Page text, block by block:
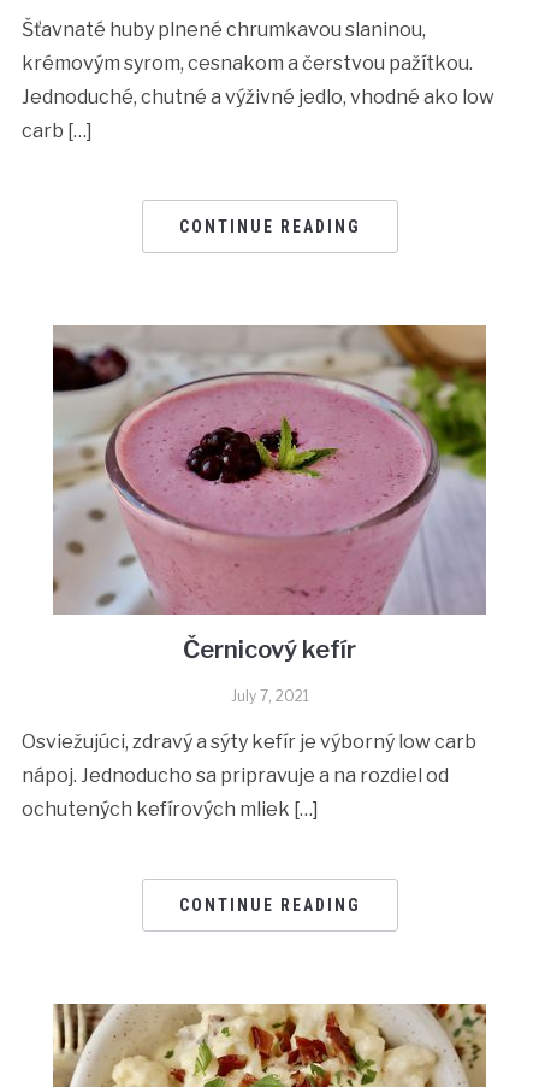
Šťavnaté huby plnené chrumkavou slaninou,
krémovým syrom, cesnakom a čerstvou pažítkou.
Jednoduché, chutné a výživné jedlo, vhodné ako low
carb […]
CONTINUE READING
Černicový kefír
July 7, 2021
Osviežujúci, zdravý a sýty kefír je výborný low carb
nápoj. Jednoducho sa pripravuje a na rozdiel od
ochutených kefírových mliek […]
CONTINUE READING